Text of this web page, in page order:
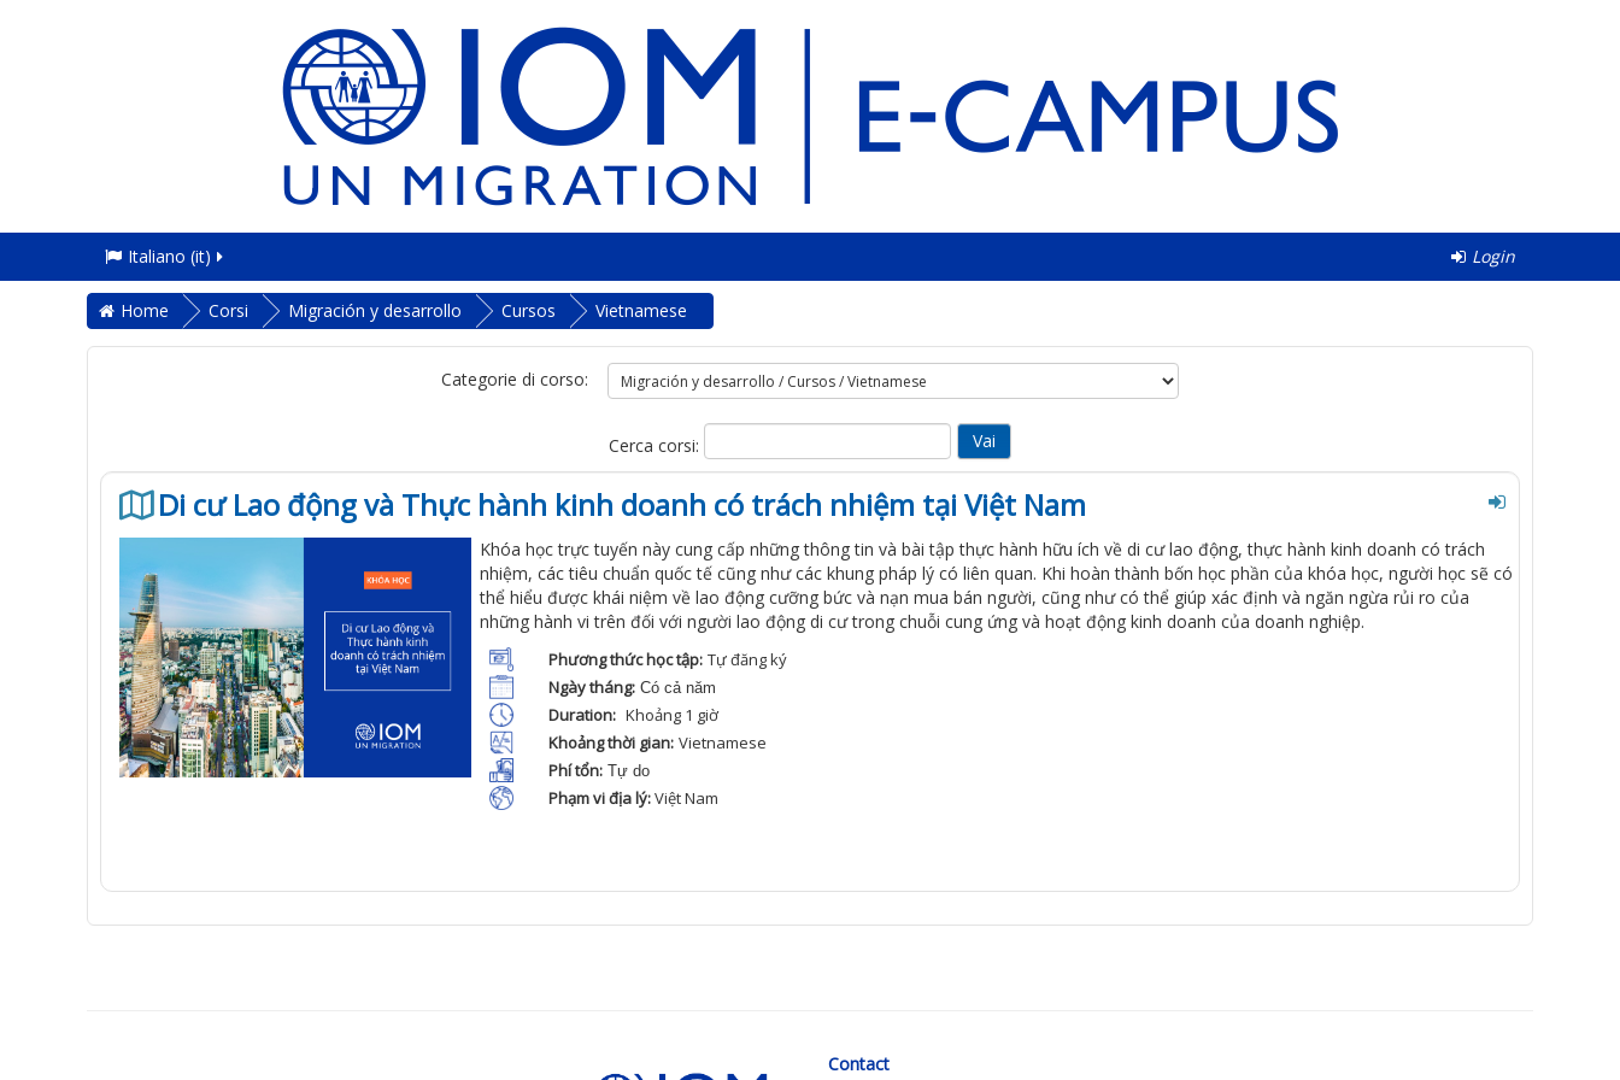
Login
Italiano ‎(it)‎
Home Corsi Migración y desarrollo Cursos Vietnamese
Categorie di corso:
Cerca corsi:
Di cư Lao động và Thực hành kinh doanh có trách nhiệm tại Việt Nam
Khóa học trực tuyến này cung cấp những thôngtin và bài tập thực hành hữu ích về di cư lao động,thực hành kinh doanh có trách
nhiệm, cáctiêu chuẩn quốc tế cũng như các khung pháp lý có liên quan. Khi hoàn thành bốn học phần của khóa học, người học sẽ có
thể hiểu được khái niệm về lao động cưỡng bức và nạn mua bán người, cũng như có thể giúp xác định và ngăn ngừa rủi ro của
những hành vitrên đối với người lao động di cư trong chuỗi cung ứng và hoạt động kinh doanh của doanh nghiệp.
Phương thức học tập: Tựđăngký
Ngày tháng: Có cả năm
Duration: Khoảng 1 giờ
Khoảng thời gian: Vietnamese
Phí tổn: Tự do
Phạm vi địa lý:ViệtNam
Contact